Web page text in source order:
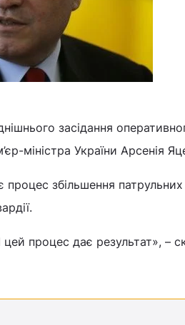
засідання
міністра України Арсенія
процес збільшення патрульних
цей процес дає результат», –